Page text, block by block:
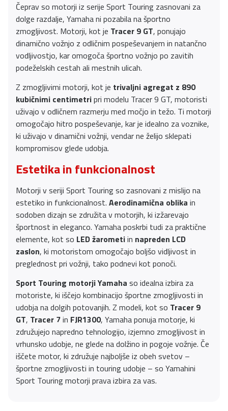
Čeprav so motorji iz serije Sport Touring zasnovani za
dolge razdalje, Yamaha ni pozabila na športno
zmogljivost. Motorji, kot je Tracer 9 GT, ponujajo
dinamično vožnjo z odličnim pospeševanjem in natančno
vodljivostjo, kar omogoča športno vožnjo po zavitih
podeželskih cestah ali mestnih ulicah.
Z zmogljivimi motorji, kot je trivaljni agregat z 890
kubičnimi centimetripri modelu Tracer 9 GT, motoristi
uživajo v odličnem razmerju med močjo in težo. Ti motorji
omogočajo hitro pospeševanje, kar je idealno za voznike,
ki uživajo v dinamični vožnji, vendar ne želijo sklepati
kompromisov glede udobja.
Estetika in funkcionalnost
Motorji v seriji Sport Touring so zasnovani z mislijo na
estetiko in funkcionalnost. Aerodinamična oblika in
sodoben dizajn se združita v motorjih, ki izžarevajo
športnost in eleganco. Yamaha poskrbi tudi za praktične
elemente, kot so LED žarometiin napreden LCD
zaslon, ki motoristom omogočajo boljšo vidljivost in
preglednost pri vožnji, tako podnevi kot ponoči.
Sport Touring motorji Yamaha so idealna izbira za
motoriste, ki iščejo kombinacijo športne zmogljivosti in
udobja na dolgih potovanjih. Z modeli, kot so Tracer 9
GT, Tracer 7in FJR1300, Yamaha ponuja motorje, ki
združujejo napredno tehnologijo, izjemno zmogljivost in
vrhunsko udobje, ne glede na dolžino in pogoje vožnje. Če
iščete motor, ki združuje najboljše iz obeh svetov –
športne zmogljivosti in touring udobje – so Yamahini
Sport Touring motorji prava izbira za vas.